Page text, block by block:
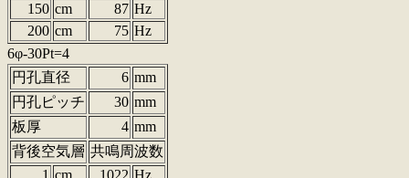
150 cm 87 Hz
200 cm 75 Hz
6φ-30Pt=4
円孔直径
6 mm
円孔ピッチ
30 mm
板厚
4 mm
背後空気層 共鳴周波数
1 cm 1022 Hz